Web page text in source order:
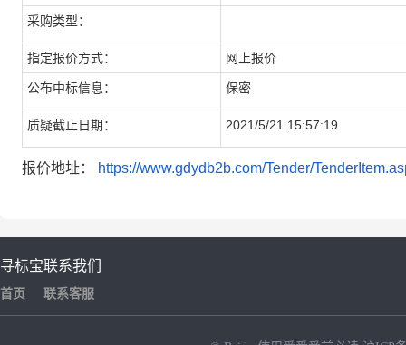
采购类型：
指定报价方式： 网上报价
公布中标信息： 保密
质疑截止日期： 2021/5/21 15:57:19
报价地址： https://www.gdydb2b.com/Tender/
寻标宝
首页
联系我们
联系客服